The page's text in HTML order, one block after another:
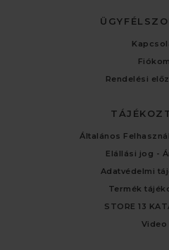
Fiókom
Rendelési
Általános
Elállási jog -
Adatvédelmi
Termék
STORE 13
Video